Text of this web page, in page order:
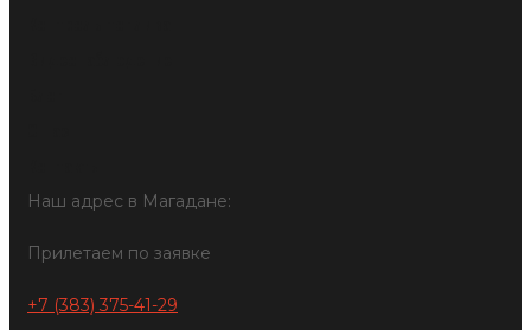
Наш адрес в Магадане:
Прилетаем по заявке
+7 (383) 375-41-29